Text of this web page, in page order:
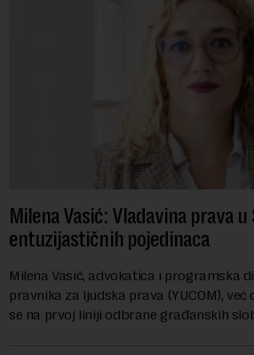
Milena Vasić: Vladavina prava
entuzijastičnih pojedinaca
Milena Vasić, advokatica i programska
pravnika za ljudska prava (YUCOM), već
se na prvoj liniji odbrane građanskih